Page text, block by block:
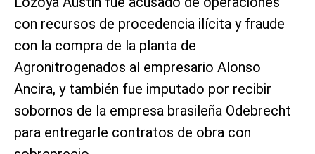
con recursos de procedencia ilícita y fraude
con la compra de la planta de
Agronitrogenados al empresario Alonso
Ancira, y también fue imputado por recibir
sobornos de la empresa brasileña Odebrecht
para entregarle contratos de obra con